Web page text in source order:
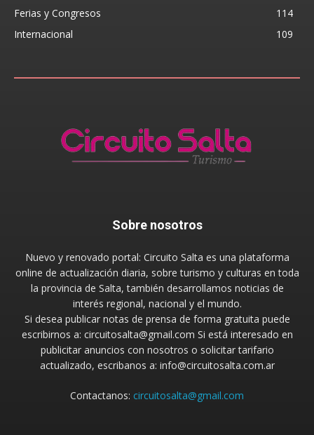
Ferias y Congresos
114
Internacional
109
Sobre nosotros
Nuevo y renovado portal: Circuito Salta es una plataforma
online de actualización diaria, sobre turismo y culturas en toda
la provincia de Salta, también desarrollamos noticias de
interés regional, nacional y el mundo.
Si desea publicar notas de prensa de forma gratuita puede
escribirnos a: circuitosalta@gmail.com Si está interesado en
publicitar anuncios con nosotros o solicitar tarifario
actualizado, escribanos a: info@circuitosalta.com.ar
Contactanos: circuitosalta@gmail.com